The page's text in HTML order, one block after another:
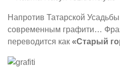
Напротив Татарской
современным графити…
переводится как «Старый